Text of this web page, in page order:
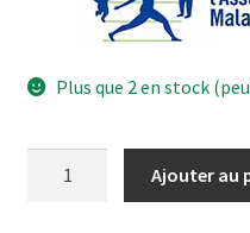
Plus que 2 en stock
Ajouter au